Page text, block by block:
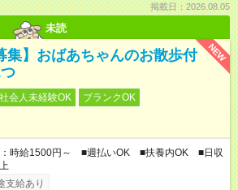
掲載日：2026.08.05
未読
NEW
集】おばあちゃんのお散歩付
社会人未経験OK
ブランクOK
：時給1500円～ ■週払いOK ■扶養内OK ■日収
支給あり